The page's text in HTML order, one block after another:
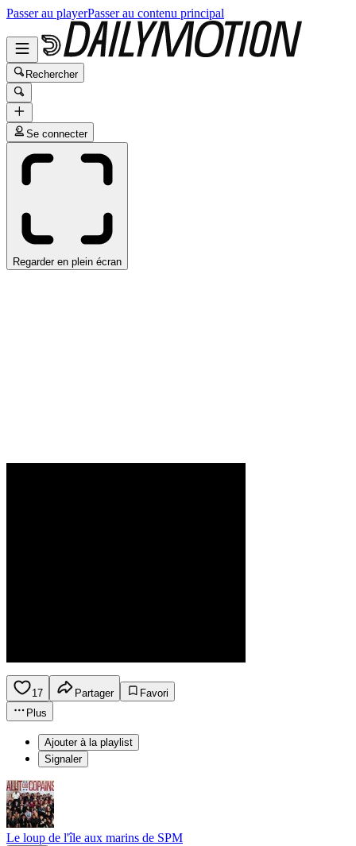
Passer au playerPasser au contenu principal
Rechercher
Se connecter
Regarder en plein écran
17 Partager
Favori
Plus
Ajouter à la playlist
Signaler
Le loup de l'île aux marins de SPM